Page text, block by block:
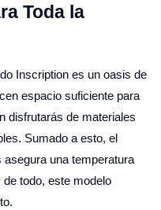
Toda la
Inscription es un oasis de
espacio suficiente para
disfrutarás de materiales
Sumado a esto, el
una temperatura
todo, este modelo